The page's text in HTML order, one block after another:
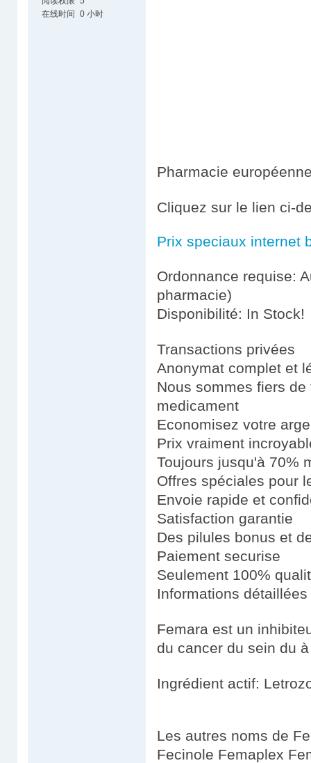
在线时间 0 小时
Pharmacie
Cliquez sur le lien ci-
Prix speciaux internet
Ordonnance requise:
pharmacie)
Disponibilité: In Stock!
Transactions privées
Anonymat complet et
Nous sommes fiers
medicament
Economisez votre
Prix vraiment
Toujours jusqu'à 70%
Offres spéciales pour
Envoie rapide et
Satisfaction garantie
Des pilules bonus et
Paiement securise
Seulement 100%
Informations
Femara est un
du cancer du sein du
Ingrédient actif:
Les autres noms de
Fecinole Femaplex